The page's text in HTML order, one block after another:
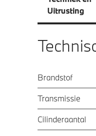
Uitrusting
Brandstof
Transmissie
Cilinderaantal